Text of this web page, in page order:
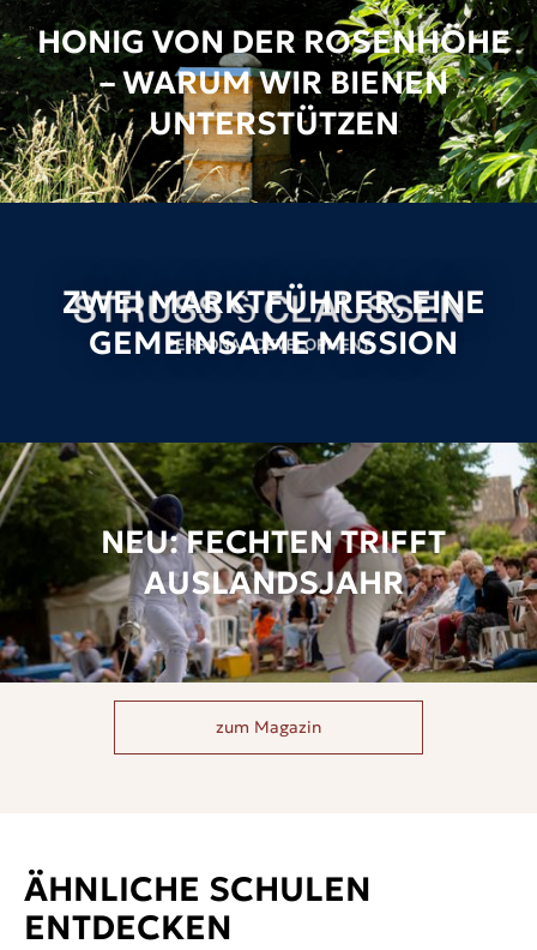
HONIG VON DER ROSENHÖHE
– WARUM WIR BIENEN
UNTERSTÜTZEN
ZWEI MARKTFÜHRER, EINE
GEMEINSAME MISSION
NEU: FECHTEN TRIFFT
AUSLANDSJAHR
zum Magazin
ÄHNLICHE SCHULEN
ENTDECKEN